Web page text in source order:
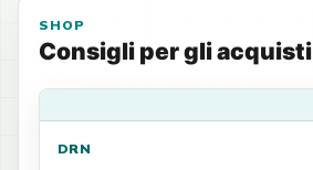
SHOP
Consigli per gli acquisti
DRN